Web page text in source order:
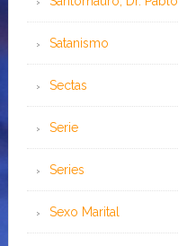
Satanismo
Sectas
Serie
Series
Sexo Marital